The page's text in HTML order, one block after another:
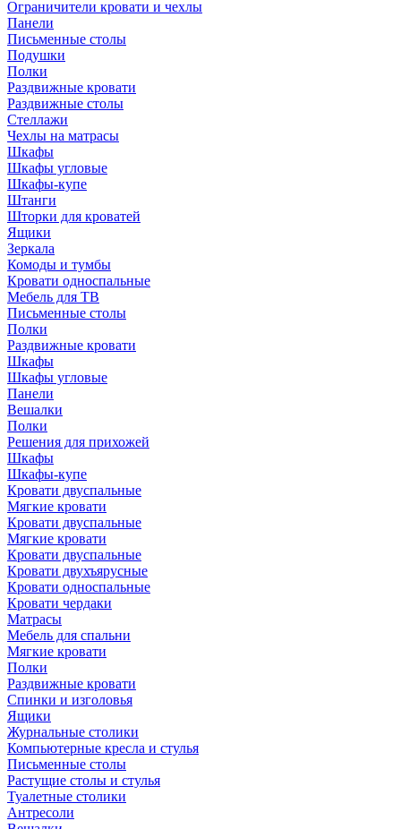
Ограничители кровати и чехлы
Панели
Письменные столы
Подушки
Полки
Раздвижные кровати
Раздвижные столы
Стеллажи
Чехлы на матрасы
Шкафы
Шкафы угловые
Шкафы-купе
Штанги
Шторки для кроватей
Ящики
Зеркала
Комоды и тумбы
Кровати односпальные
Мебель для ТВ
Письменные столы
Полки
Раздвижные кровати
Шкафы
Шкафы угловые
Панели
Вешалки
Полки
Решения для прихожей
Шкафы
Шкафы-купе
Кровати двуспальные
Мягкие кровати
Кровати двуспальные
Мягкие кровати
Кровати двуспальные
Кровати двухъярусные
Кровати односпальные
Кровати чердаки
Матрасы
Мебель для спальни
Мягкие кровати
Полки
Раздвижные кровати
Спинки и изголовья
Ящики
Журнальные столики
Компьютерные кресла и стулья
Письменные столы
Растущие столы и стулья
Туалетные столики
Антресоли